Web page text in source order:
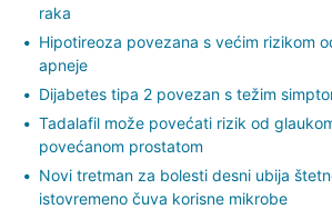
raka
Hipotireoza povezana s većim rizikom
apneje
Dijabetes tipa 2 povezan s težim
Tadalafil može povećati rizik od
povećanom prostatom
Novi tretman za bolesti desni ubija
istovremeno čuva korisne mikrobe